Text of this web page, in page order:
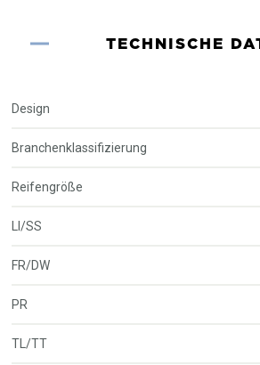
TECHNISCHE
Design
Branchenklassifizierung
Reifengröße
LI/SS
FR/DW
PR
TL/TT